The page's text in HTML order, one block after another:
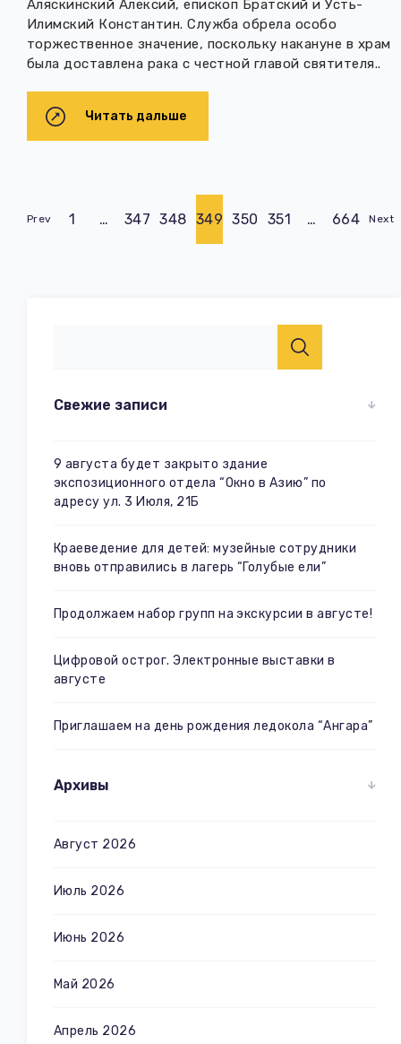
Аляскинский Алексий, епископ Братский и Усть-
Илимский Константин. Служба обрела особо
торжественное значение, поскольку накануне в храм
была доставлена рака с честной главой святителя..
Читать дальше
Prev 1 … 347 348 349 350 351 … 664 Next
Свежие записи
9 августа будет закрыто здание
экспозиционного отдела “Окно в Азию” по
адресу ул. 3 Июля, 21Б
Краеведение для детей: музейные сотрудники
вновь отправились в лагерь “Голубые ели”
Продолжаем набор групп на экскурсии в августе!
Цифровой острог. Электронные выставки в
августе
Приглашаем на день рождения ледокола “Ангара”
Архивы
Август 2026
Июль 2026
Июнь 2026
Май 2026
Апрель 2026